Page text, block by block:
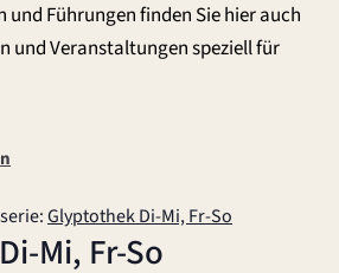
und Führungen finden Sie hier auch
und Veranstaltungen speziell für
Glyptothek Di-Mi, Fr-So
Mi, Fr-So